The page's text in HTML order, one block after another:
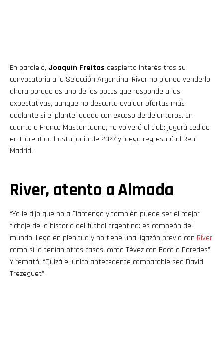
En paralelo, Joaquín Freitas despierta interés tras su
convocatoria a la Selección Argentina. River no planea venderlo
ahora porque es uno de los pocos que responde a las
expectativas, aunque no descarta evaluar ofertas más
adelante si el plantel queda con exceso de delanteros. En
cuanto a Franco Mastantuono, no volverá al club: jugará cedido
en Fiorentina hasta junio de 2027 y luego regresará al Real
Madrid.
River, atento a Almada
“Ya le dijo que no a Flamengo y también puede ser el mejor
fichaje de la historia del fútbol argentino: es campeón del
mundo, llega en plenitud y no tiene una ligazón previa con River
como sí la tenían otros casos, como Tévez con Boca o Paredes”.
Y remató: “Quizá el único antecedente comparable sea David
Trezeguet”.